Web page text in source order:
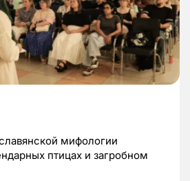
мифологии
птицах и загробном